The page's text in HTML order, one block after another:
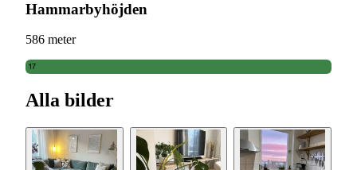
Hammarbyhöjden
586 meter
17
Alla bilder